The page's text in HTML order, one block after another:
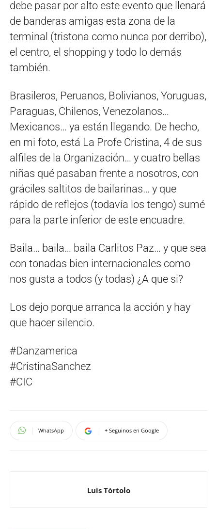
debe pasar por alto este evento que llenará
de banderas amigas esta zona de la
terminal (tristona como nunca por derribo),
el centro, el shopping y todo lo demás
también.
Brasileros, Peruanos, Bolivianos, Yoruguas,
Paraguas, Chilenos, Venezolanos…
Mexicanos… ya están llegando. De hecho,
en mi foto, está La Profe Cristina, 4 de sus
alfiles de la Organización… y cuatro bellas
niñas qué pasaban frente a nosotros, con
gráciles saltitos de bailarinas… y que
rápido de reflejos (todavía los tengo) sumé
para la parte inferior de este encuadre.
Baila… baila… baila Carlitos Paz… y que sea
con tonadas bien internacionales como
nos gusta a todos (y todas) ¿A que si?
Los dejo porque arranca la acción y hay
que hacer silencio.
#Danzamerica
#CristinaSanchez
#CIC
WhatsApp + Seguinos en Google
Luis Tórtolo